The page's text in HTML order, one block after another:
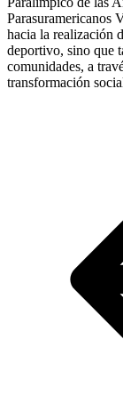
Parasuramericanos
hacia la realización
deportivo, sino que
comunidades, a
transformación